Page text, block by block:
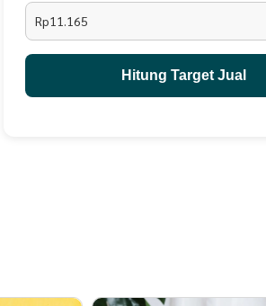
PO : 2 - 3 Hari
Rp11.165
Hitung Target Jual